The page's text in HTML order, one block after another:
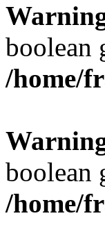
boolean
/home/
boolean
/home/